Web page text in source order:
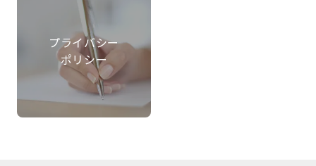
プライバシー
ポリシー